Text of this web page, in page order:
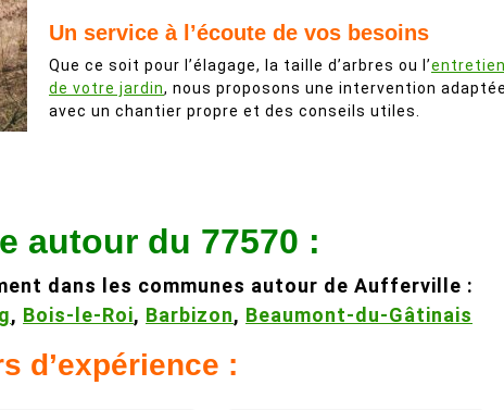
Un service à l’écoute de vos besoins
Que ce soit pour l’élagage, la taille d’arbres ou l’entretien
de votre jardin, nous proposons une intervention
avec un chantier propre et des conseils utiles.
autour du 77570 :
dans les communes autour de Aufferville :
, Bois-le-Roi, Barbizon, Beaumont-du-Gâtinais
d’expérience :